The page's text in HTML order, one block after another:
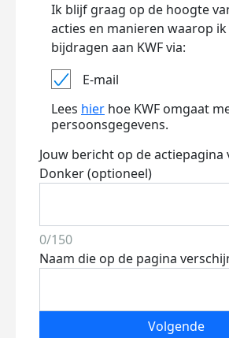
Ik blijf graag op de hoogte
acties en manieren waarop ik
bijdragen aan KWF via:
E-mail
Lees hier hoe KWF omgaat
persoonsgegevens.
Jouw bericht op de actiepagina
Donker (optioneel)
0/150
Naam die op de pagina
Volgende